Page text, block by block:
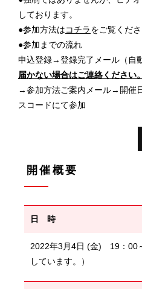
しております。
●参加方法はコチラをご覧くださ
●参加までの流れ
申込登録→登録完了メール（自
届かない場合はご連絡ください。
→参加方法ご案内メール→開催
スコードにて参加
開催概要
日 時
2022年3月4日 (金) 19：00
しています。）